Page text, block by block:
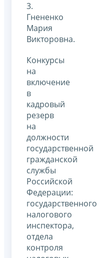
3.
Гнененко
Мария
Викторовна.
Конкурсы
на
включение
в
кадровый
резерв
на
должности
государственной
гражданской
службы
Российской
Федерации:
государственного
налогового
инспектора,
отдела
контроля